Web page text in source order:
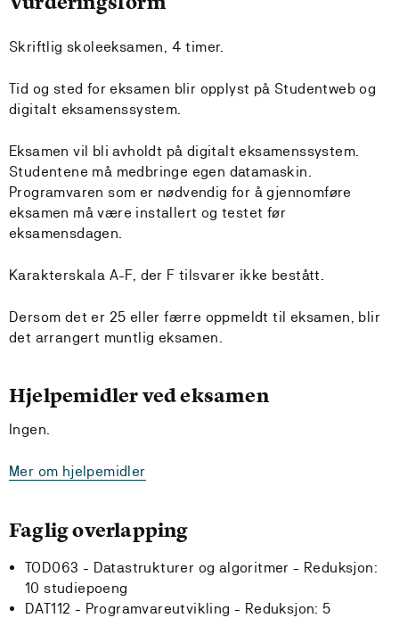
Skriftlig skoleeksamen, 4 timer.
Tid og sted for eksamen blir opplyst på Studentweb og
digitalt eksamenssystem.
Eksamen vil bli avholdt på digitalt eksamenssystem.
Studentene må medbringe egen datamaskin.
Programvaren som er nødvendig for å gjennomføre
eksamen må være installert og testet før
eksamensdagen.
Karakterskala A-F, der F tilsvarer ikke bestått.
Dersom det er 25 eller færre oppmeldt til eksamen, blir
det arrangert muntlig eksamen.
Hjelpemidler ved eksamen
Ingen.
Mer om hjelpemidler
Faglig overlapping
TOD063 - Datastrukturer og algoritmer - Reduksjon:
10 studiepoeng
DAT112 - Programvareutvikling - Reduksjon: 5